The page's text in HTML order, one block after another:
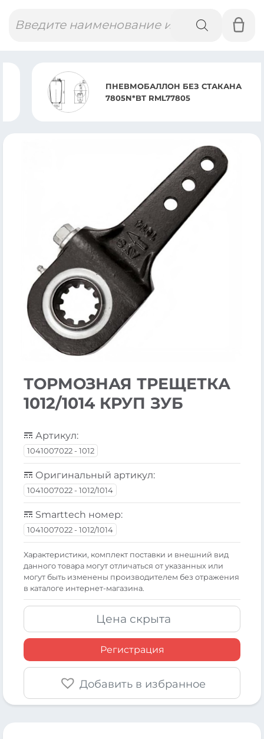
товаров
ПНЕВМОБАЛЛОН БЕЗ СТАКАНА
7805N*BT RML77805
ТОРМОЗНАЯ ТРЕЩЕТКА
1012/1014 КРУП ЗУБ
Артикул:
1041007022 - 1012
Оригинальный артикул:
1041007022 - 1012/1014
Smarttech номер:
1041007022 - 1012/1014
Xарактеристики, комплект поставки и внешний вид
данного товара могут отличаться от указанных или
могут быть изменены производителем без отражения
в каталоге интернет-магазина.
Цена скрыта
Регистрация
Добавить в избранное